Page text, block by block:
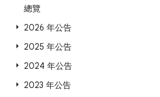
總覽
2026 年公告
2025 年公告
2024 年公告
2023 年公告